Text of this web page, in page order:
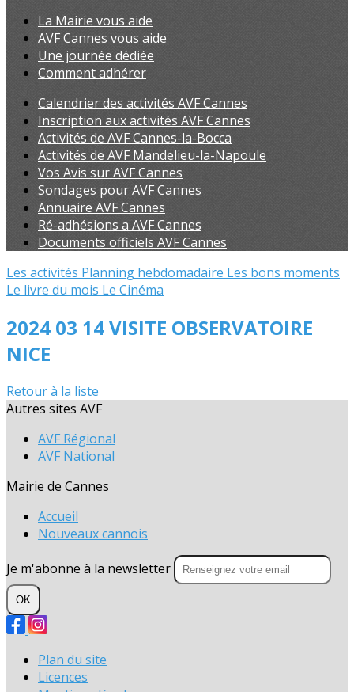
La Mairie vous aide
AVF Cannes vous aide
Une journée dédiée
Comment adhérer
Calendrier des activités AVF Cannes
Inscription aux activités AVF Cannes
Activités de AVF Cannes-la-Bocca
Activités de AVF Mandelieu-la-Napoule
Vos Avis sur AVF Cannes
Sondages pour AVF Cannes
Annuaire AVF Cannes
Ré-adhésions a AVF Cannes
Documents officiels AVF Cannes
Les activités Planning hebdomadaire Les bons moments
Le livre du mois Le Cinéma
2024 03 14 VISITE OBSERVATOIRE
NICE
Retour à la liste
Autres sites AVF
AVF Régional
AVF National
Mairie de Cannes
Accueil
Nouveaux cannois
Je m'abonne à la newsletter
OK
Plan du site
Licences